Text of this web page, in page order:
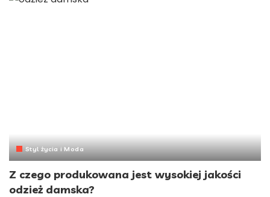
Styl życia i Moda
Z czego produkowana jest wysokiej jakości
odzież damska?